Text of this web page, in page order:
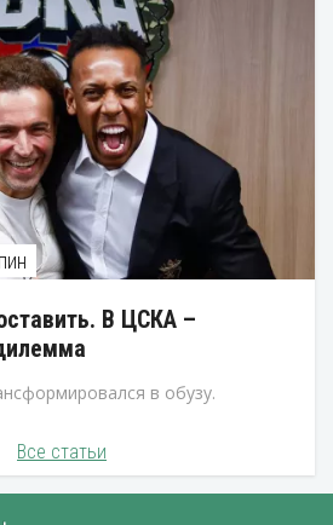
В ЦСКА –
в обузу.
Все статьи